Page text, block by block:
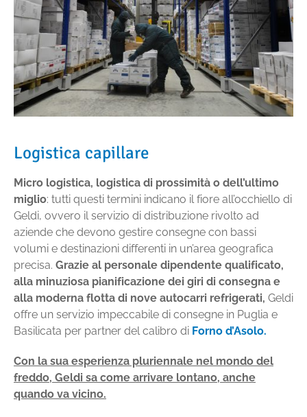
Logistica capillare
Micro logistica, logistica di prossimità o dell’ultimo
miglio: tutti questi termini indicano il fiore all’occhiello di
Geldi, ovvero il servizio di distribuzione rivolto ad
aziende che devono gestire consegne con bassi
volumi e destinazioni differenti in un’area geografica
precisa. Grazie al personale dipendente qualificato,
alla minuziosa pianificazione dei giri di consegna e
alla moderna flotta di nove autocarri refrigerati, Geldi
offre un servizio impeccabile di consegne in Puglia e
Basilicata per partner del calibro di Forno d’Asolo.
Con la sua esperienza pluriennale nel mondo del
freddo, Geldi sa come arrivare lontano, anche
quando va vicino.